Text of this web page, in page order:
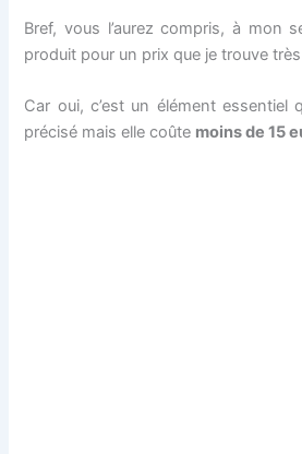
Bref, vous l’aurez compris, à mon
produit pour un prix que je trouve
Car oui, c’est un élément essentiel
précisé mais elle coûte moins de 15